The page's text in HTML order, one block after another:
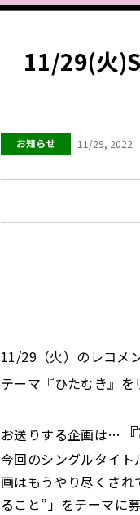
11/29(火
お知らせ 11/29, 2022
11/29（火）のレコメ
テーマ『ひたむき』を
お送りする企画は… 『
今回のシングルタイ
画はもうやり尽くさ
ること”」をテーマに